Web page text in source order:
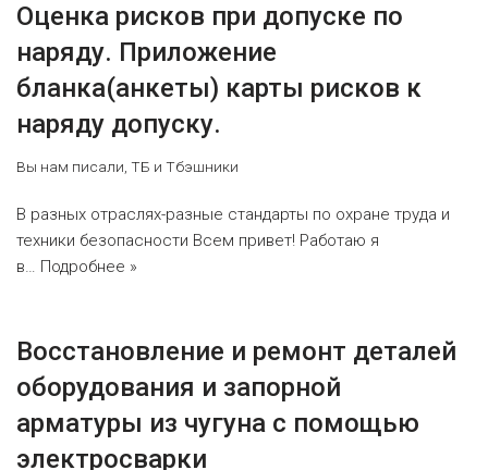
Оценка рисков при допуске по
наряду. Приложение
бланка(анкеты) карты рисков к
наряду допуску.
Вы нам писали ТБ и Тбэшники
В разных отраслях-разные стандарты по охране труда и
техники безопасности Всем привет! Работаю я
в… Подробнее »
Восстановление и ремонт деталей
оборудования и запорной
арматуры из чугуна с помощью
электросварки